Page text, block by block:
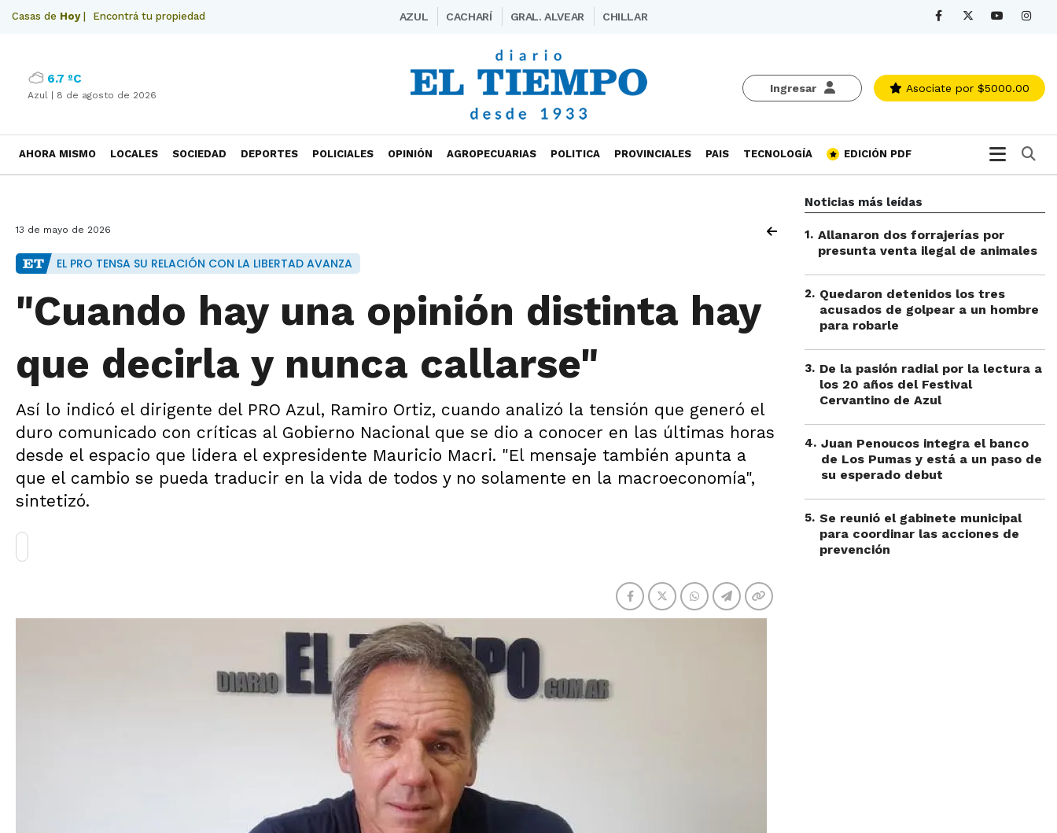
Casas de Hoy| Encontrá tu propiedad AZUL CACHARÍ GRAL. ALVEAR CHILLAR
Ingresar Asociate por $5000.00
6.7 ºC
Azul | 8 de agosto de 2026
AHORA MISMO LOCALES SOCIEDAD DEPORTES POLICIALES OPINIÓN AGROPECUARIAS POLITICA PROVINCIALES PAIS TECNOLOGÍA EDICIÓN PDF
13 de mayo de 2026
EL PRO TENSA SU RELACIÓN CON LA LIBERTAD AVANZA
"Cuando hay una opinión distinta hay
que decirla y nunca callarse"
Así lo indicó el dirigente del PRO Azul, Ramiro Ortiz, cuando analizó la tensión que generó el
duro comunicado con críticas al Gobierno Nacional que se dio a conocer en las últimas horas
desde el espacio que lidera el expresidente Mauricio Macri. "El mensaje también apunta a
que el cambio se pueda traducir en la vida de todos y no solamente en la macroeconomía",
sintetizó.
Noticias más leídas
1. Allanaron dos forrajerías por
presunta venta ilegal de animales
2. Quedaron detenidos los tres
acusados de golpear a un hombre
para robarle
3. De la pasión radial por la lectura a
los 20 años del Festival
Cervantino de Azul
4. Juan Penoucos integra el banco
de Los Pumas y está a un paso de
su esperado debut
5. Se reunió el gabinete municipal
para coordinar las acciones de
prevención